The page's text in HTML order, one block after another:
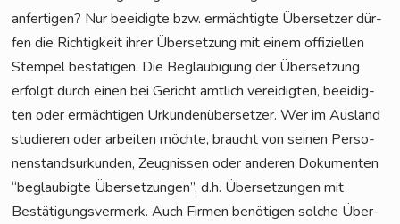
anfer­ti­gen? Nur beei­dig­te bzw. ermäch­tig­te Über­set­zer dür­
fen die Rich­tig­keit ihrer Über­set­zung mit einem offi­zi­el­len
Stem­pel bestä­ti­gen. Die Beglau­bi­gung der Über­set­zung
erfolgt durch einen bei Gericht amt­lich ver­ei­dig­ten, beei­dig­
ten oder ermäch­ti­gen Urkun­den­über­set­zer. Wer im Aus­land
stu­die­ren oder arbei­ten möch­te, braucht von sei­nen Per­so­
nen­stand­sur­kun­den, Zeug­nis­sen oder ande­ren Doku­men­ten
“beglau­big­te Über­set­zun­gen”, d.h. Über­set­zun­gen mit
Bestä­ti­gungs­ver­merk. Auch Fir­men benö­ti­gen sol­che Über­